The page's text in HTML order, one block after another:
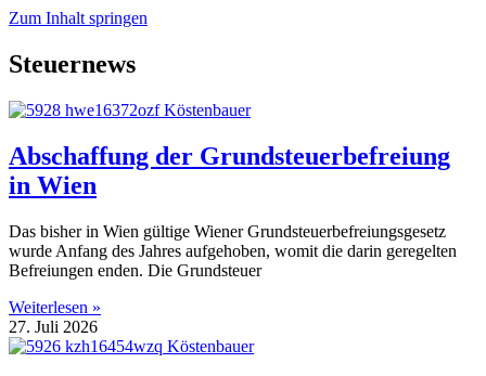
Zum Inhalt springen
Steuernews
Abschaffung der Grundsteuerbefreiung
in Wien
Das bisher in Wien gültige Wiener Grundsteuerbefreiungsgesetz
wurde Anfang des Jahres aufgehoben, womit die darin geregelten
Befreiungen enden. Die Grundsteuer
Weiterlesen »
27. Juli 2026